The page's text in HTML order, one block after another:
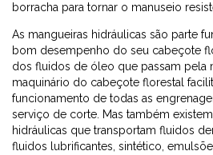
borracha para tornar o manuseio
As mangueiras hidráulicas são parte
bom desempenho do seu cabeçote
dos fluidos de óleo que passam pela
maquinário do cabeçote florestal
funcionamento de todas as
serviço de corte. Mas também
hidráulicas que transportam fluidos
fluidos lubrificantes, sintético,